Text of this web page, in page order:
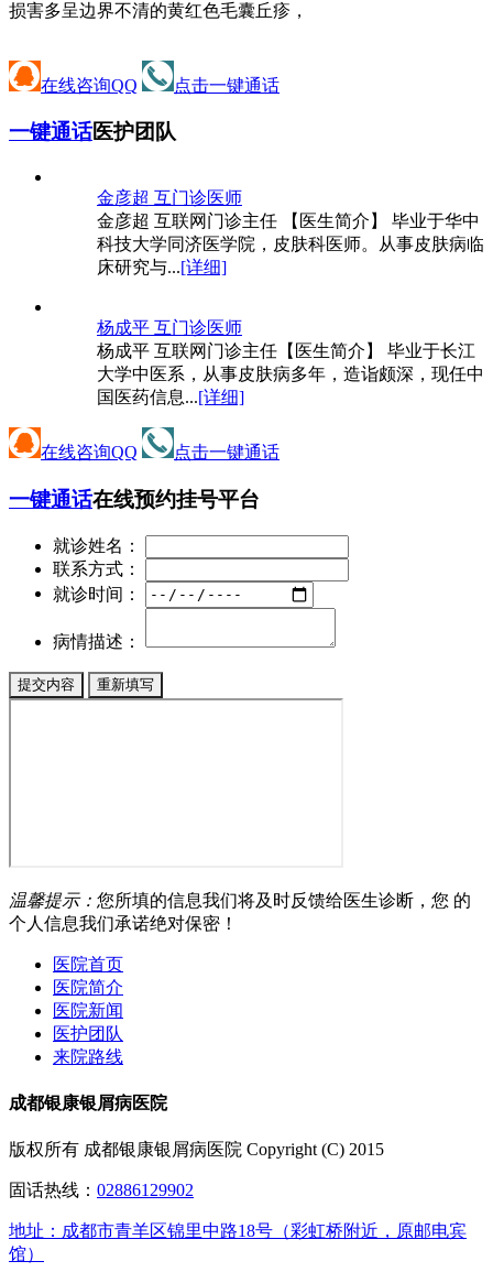
损害多呈边界不清的黄红色毛囊丘疹，
在线咨询QQ 点击一键通话
一键通话医护团队
金彦超 互门诊医师
金彦超 互联网门诊主任 【医生简介】 毕业于华中
科技大学同济医学院，皮肤科医师。从事皮肤病临
床研究与...[详细]
杨成平 互门诊医师
杨成平 互联网门诊主任【医生简介】 毕业于长江
大学中医系，从事皮肤病多年，造诣颇深，现任中
国医药信息...[详细]
在线咨询QQ 点击一键通话
一键通话在线预约挂号平台
就诊姓名：
联系方式：
就诊时间：
病情描述：
温馨提示： 您所填的信息我们将及时反馈给医生诊断，您 的
个人信息我们承诺绝对保密！
医院首页
医院简介
医院新闻
医护团队
来院路线
成都银康银屑病医院
版权所有 成都银康银屑病医院 Copyright (C) 2015
固话热线： 02886129902
地址：成都市青羊区锦里中路18号（彩虹桥附近，原邮电宾
馆）